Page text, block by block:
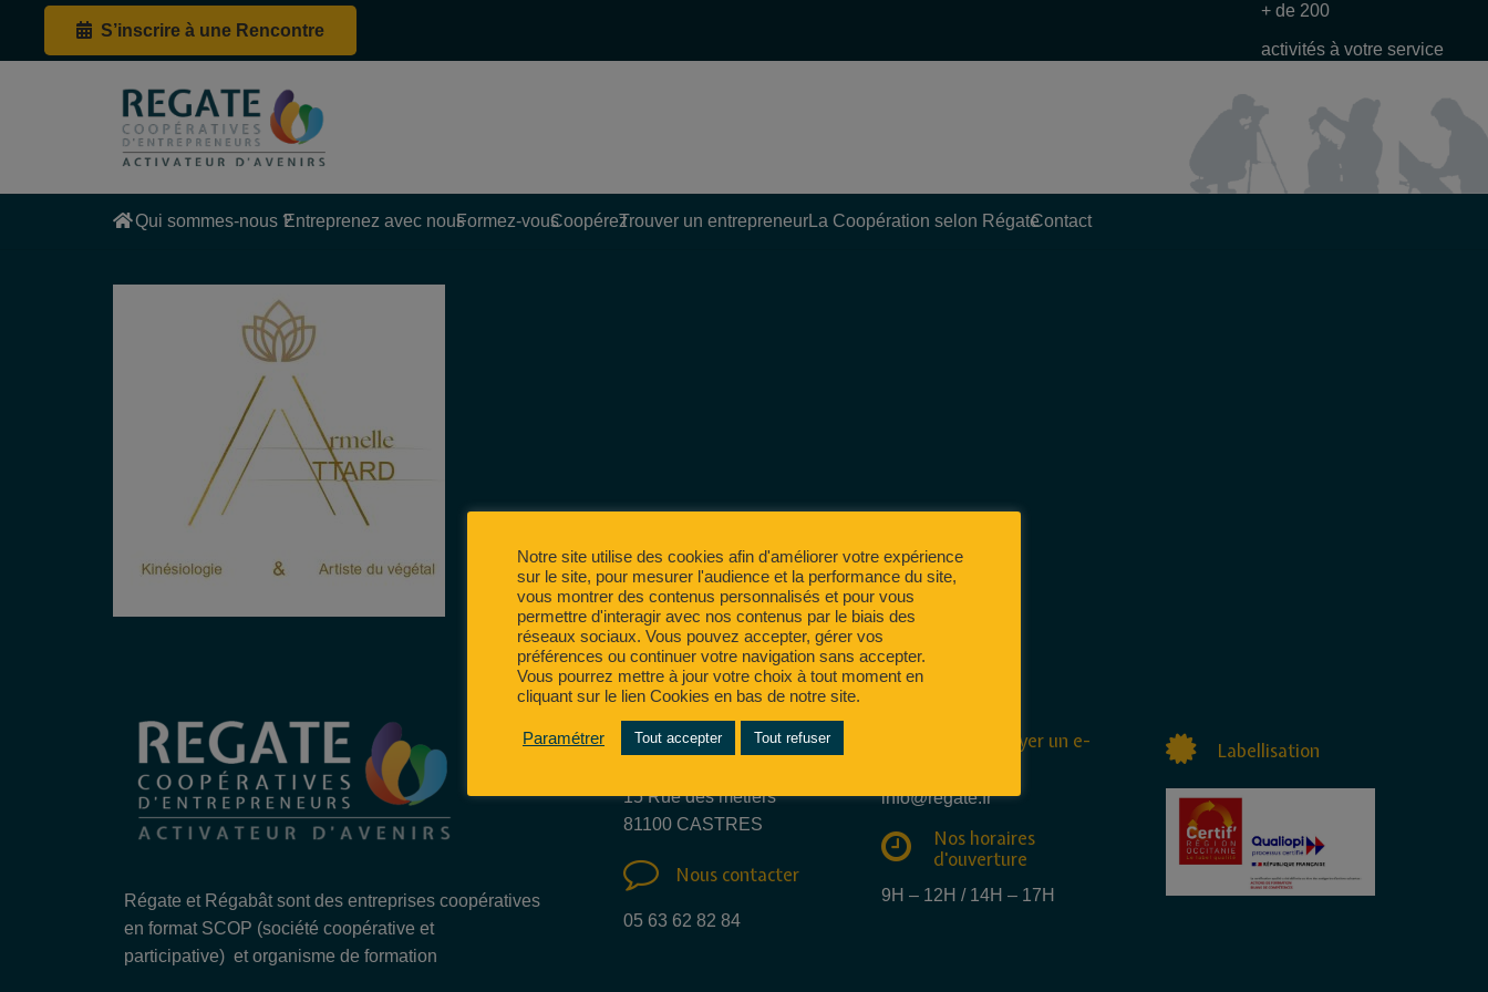
S’inscrire à une Rencontre
+ de 200
activités à votre service
Qui sommes-nous ?Entreprenez avec nousFormez-vousCoopérezTrouver un entrepreneurLa Coopération selon RégateContact
Régate et Régabât sont des entreprises coopératives
en format SCOP (société coopérative et
participative) et organisme de formation
Nous trouver
15 Rue des métiers
81100 CASTRES
Nous contacter
05 63 62 82 84
Nous envoyer un e-
info@regate.fr
Nos horaires
d'ouverture
9H – 12H / 14H – 17H
Labellisation
Notre site utilise des cookies afin d'améliorer votre expérience
sur le site, pour mesurer l'audience et la performance du site,
vous montrer des contenus personnalisés et pour vous
permettre d'interagir avec nos contenus par le biais des
réseaux sociaux. Vous pouvez accepter, gérer vos
préférences ou continuer votre navigation sans accepter.
Vous pourrez mettre à jour votre choix à tout moment en
cliquant sur le lien Cookies en bas de notre site.
Paramétrer Tout accepter Tout refuser